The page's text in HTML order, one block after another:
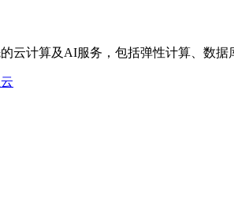
云计算及AI服务，包括弹性计算、数